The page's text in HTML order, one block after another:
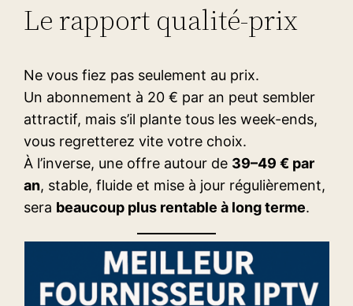
Le rapport qualité-prix
Ne vous fiez pas seulement au prix.
Un abonnement à 20 € par an peut sembler
attractif, mais s’il plante tous les week-ends,
vous regretterez vite votre choix.
À l’inverse, une offre autour de 39–49 € par
an, stable, fluide et mise à jour régulièrement,
sera beaucoup plus rentable à long terme.